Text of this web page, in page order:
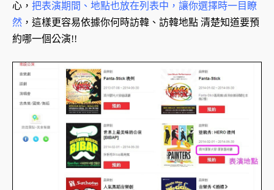
心， 把表演期間、地點也放在列表中，讓你選擇時一目瞭
然 ，這樣更容易依據你何時訪韓、訪韓地點 清楚知道要預
約哪一個公演!!